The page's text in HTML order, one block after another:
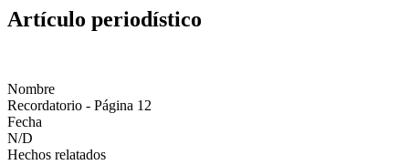
Artículo periodístico
Nombre
Recordatorio - Página 12
Fecha
N/D
Hechos relatados